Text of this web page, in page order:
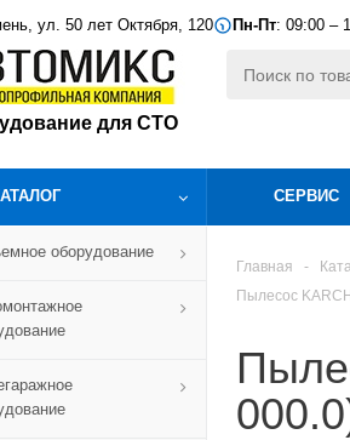
ул. 50 лет Октября, 120 Пн-Пт: 09:00 –
для СТО
СЕРВИС
оборудование
Главная -
Пылесос